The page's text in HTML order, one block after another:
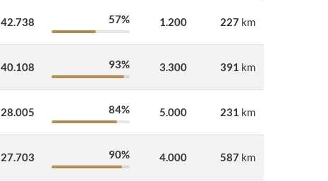
42.738 57% 1.200 227 km
40.108 93% 3.300 391 km
28.005 84% 5.000 231 km
27.703 90% 4.000 587 km